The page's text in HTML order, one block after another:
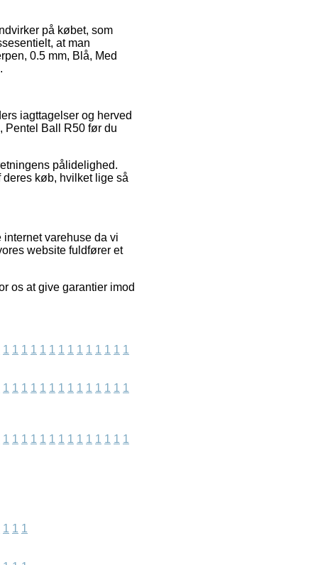
på købet, som
at man
0.5 mm, Blå, Med
iagttagelser og herved
Pentel Ball R50 før du
pålidelighed.
køb, hvilket lige så
varehuse da vi
website fuldfører et
os at give garantier imod
1 1 1 1 1 1 1 1 1 1 1 1 1 1
1 1 1 1 1 1 1 1 1 1 1 1 1 1
1 1 1 1 1 1 1 1 1 1 1 1 1 1
1 1 1